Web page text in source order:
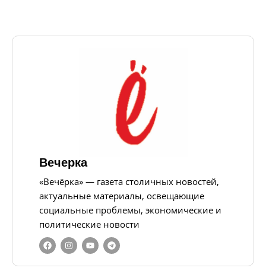
Вечерка
«Вечёрка» — газета столичных новостей,
актуальные материалы, освещающие
социальные проблемы, экономические и
политические новости